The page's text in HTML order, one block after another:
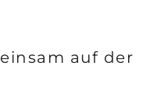
auf der